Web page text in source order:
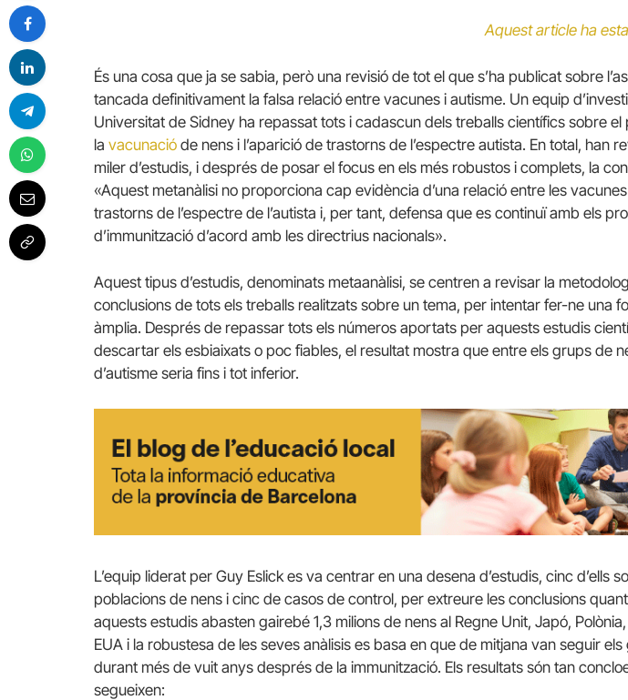
Aquest article ha
És una cosa que ja se sabia, però una revisió de tot el que s’ha publicat sobre
tancada definitivament la falsa relació entre vacunes i autisme. Un equip
Universitat de Sidney ha repassat tots i cadascun dels treballs científics sobre el
la vacunació de nens i l’aparició de trastorns de l’espectre autista. En total, han
miler d’estudis, i després de posar el focus en els més robustos i complets, la
«Aquest metanàlisi no proporciona cap evidència d’una relació entre les vacunes
trastorns de l’espectre de l’autista i, per tant, defensa que es continuï amb els
d’immunització d’acord amb les directrius nacionals».
Aquest tipus d’estudis, denominats metaanàlisi, se centren a revisar la
conclusions de tots els treballs realitzats sobre un tema, per intentar fer-ne una
àmplia. Després de repassar tots els números aportats per aquests estudis
descartar els esbiaixats o poc fiables, el resultat mostra que entre els grups de
d’autisme seria fins i tot inferior.
L’equip liderat per Guy Eslick es va centrar en una desena d’estudis, cinc d’ells
poblacions de nens i cinc de casos de control, per extreure les conclusions
aquests estudis abasten gairebé 1,3 milions de nens al Regne Unit, Japó,
EUA i la robustesa de les seves anàlisis es basa en que de mitjana van seguir
durant més de vuit anys després de la immunització. Els resultats són tan
segueixen: